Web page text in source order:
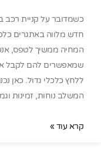
כשמדובר על קניית רכב
חדש מלווה באתגרים
המחיה ממשיך לטפס,
שמאפשרים להם לקבל
ללחץ כלכלי גדול. כאן
המשלב נוחות, זמינות
קרא עוד »